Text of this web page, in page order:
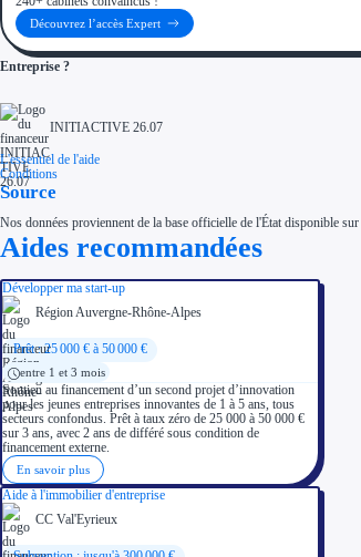
Découvrez l’accès Expert
Entreprise ?
INITIACTIVE 26.07
L'essentiel de l'aide
Conditions
Source
Nos données proviennent de la base officielle de l'État disponible
Aides recommandées
Développer ma start-up
Région Auvergne-Rhône-Alpes
Prêt : 25 000 € à 50 000 €
entre 1 et 3 mois
Soutien au financement d’un second projet d’innovation
pour les jeunes entreprises innovantes de 1 à 5 ans, tous
secteurs confondus. Prêt à taux zéro de 25 000 à 50 000 €
sur 3 ans, avec 2 ans de différé sous condition de
financement externe.
En savoir plus
Aide à l'immobilier d'entreprise
CC Val'Eyrieux